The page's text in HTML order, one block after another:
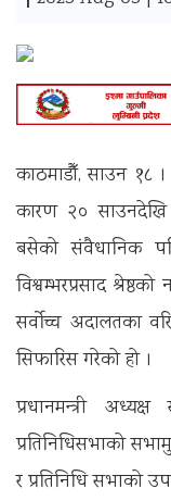
काठमाडौँ, साउन १८ ।
कारण २०
बसेको संवैधानिक
विश्वम्भरप्रसाद
सर्वोच्च अदालतका
सिफारिस गरेको हाे ।
प्रधानमन्त्री अध्यक्ष
प्रतिनिधिसभाको
र प्रतिनिधि सभाको